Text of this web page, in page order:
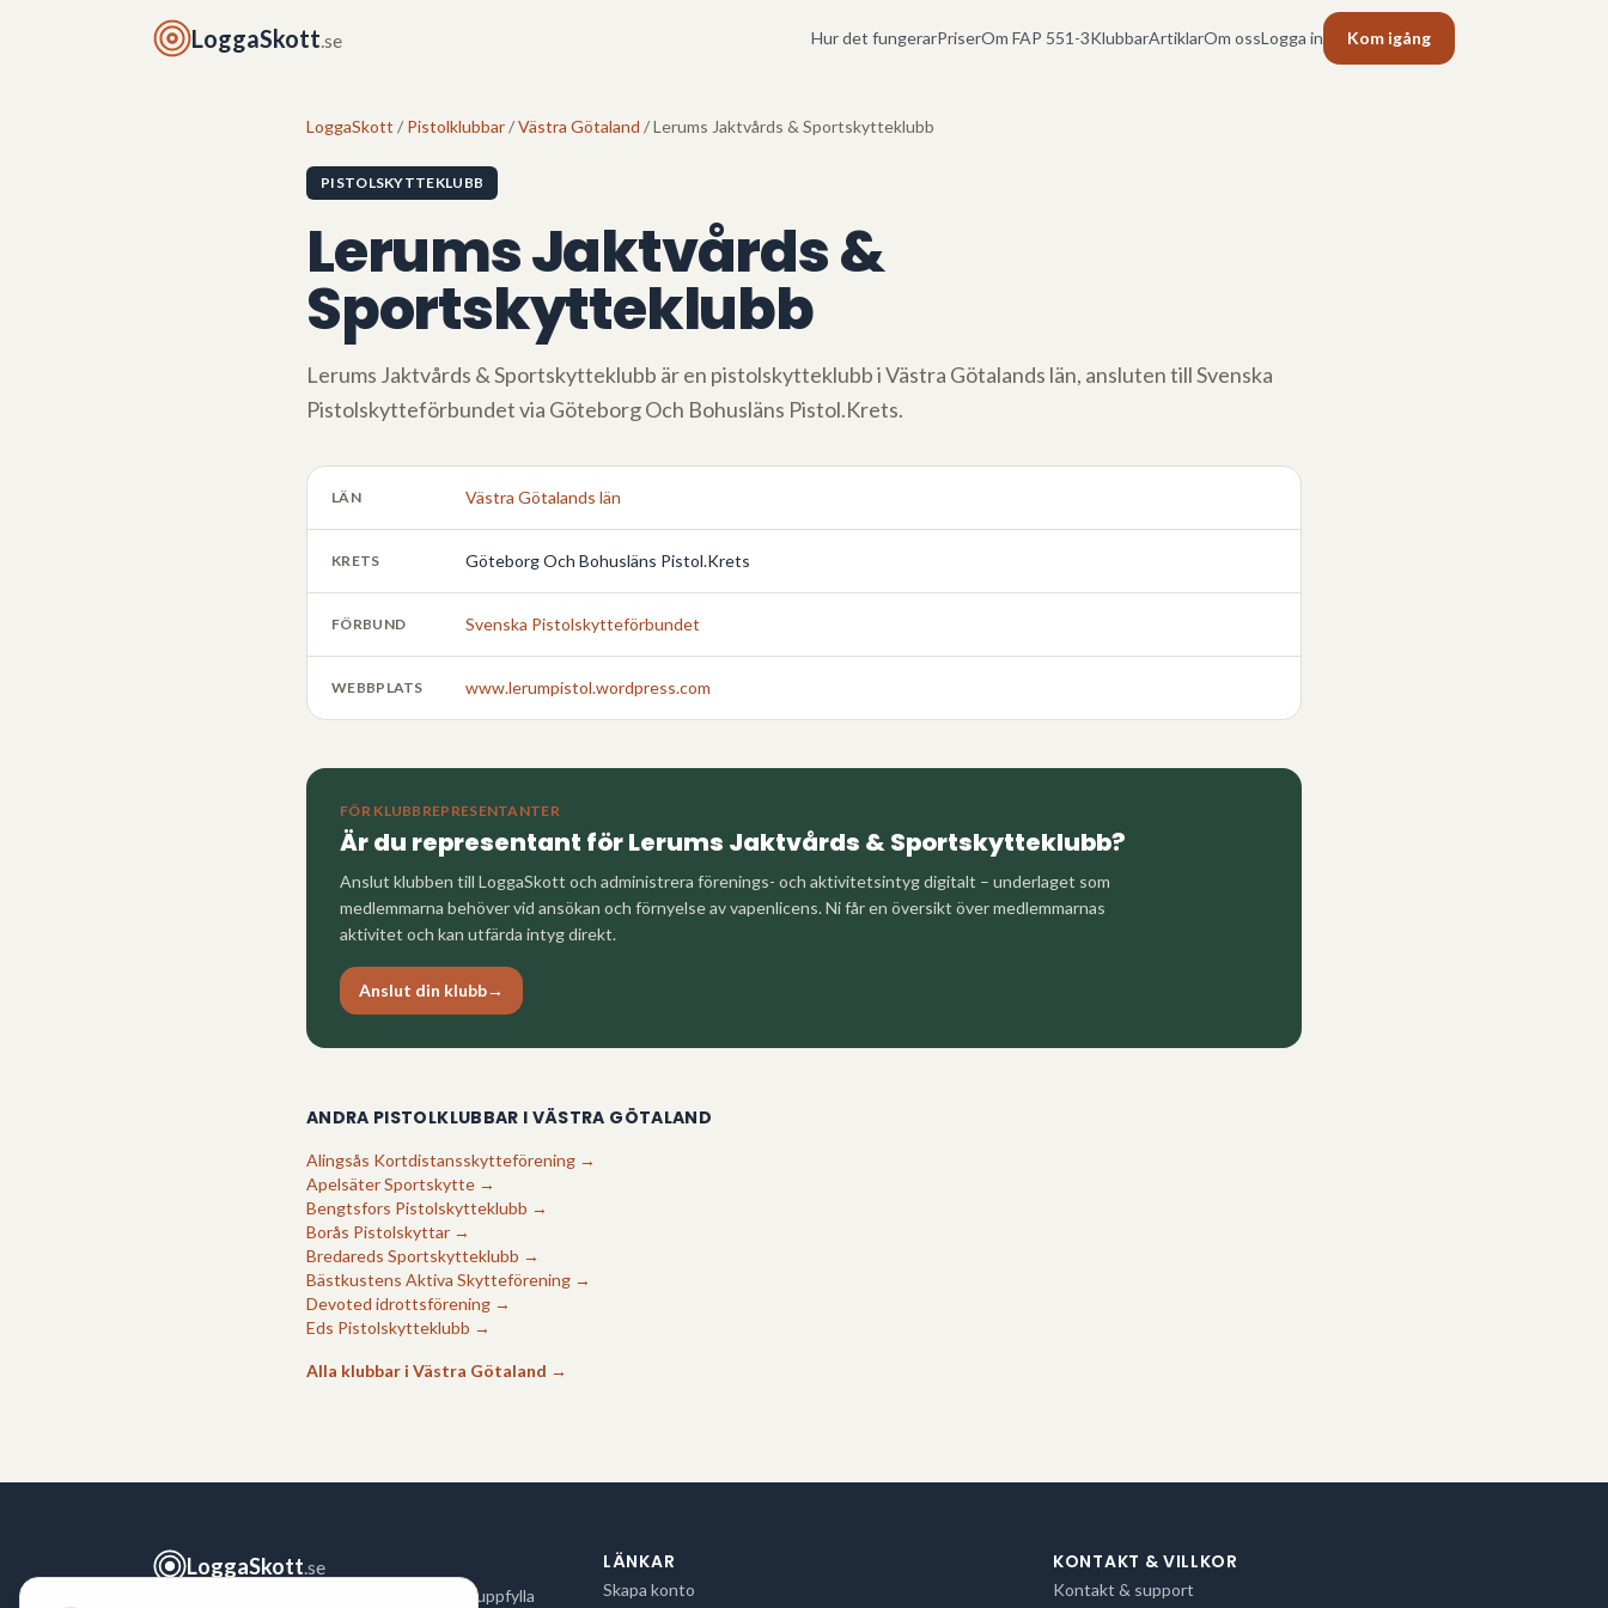
LoggaSkott.se Hur det fungerarPriserOm FAP 551-3KlubbarArtiklarOm ossLogga in Kom igång
LoggaSkott / Pistolklubbar/Västra Götaland / Lerums Jaktvårds & Sportskytteklubb
PISTOLSKYTTEKLUBB
Lerums Jaktvårds &
Sportskytteklubb
Lerums Jaktvårds & Sportskytteklubb är en pistolskytteklubb iVästra Götalands län, ansluten till Svenska
Pistolskytteförbundet via Göteborg Och Bohusläns Pistol.Krets.
LÄN Västra Götalands län
KRETS Göteborg Och Bohusläns Pistol.Krets
FÖRBUND Svenska Pistolskytteförbundet
WEBBPLATS www.lerumpistol.wordpress.com
FÖR KLUBBREPRESENTANTER
Är du representant förLerums Jaktvårds & Sportskytteklubb?
Anslut klubben till LoggaSkott och administrera förenings- och aktivitetsintyg digitalt – underlaget som
medlemmarna behöver vid ansökan och förnyelse av vapenlicens. Ni får en översikt över medlemmarnas
aktivitet och kan utfärda intyg direkt.
Anslut din klubb→
ANDRA PISTOLKLUBBAR I VÄSTRA GÖTALAND
Alingsås Kortdistansskytteförening →
Apelsäter Sportskytte →
Bengtsfors Pistolskytteklubb →
Borås Pistolskyttar →
Bredareds Sportskytteklubb →
Bästkustens Aktiva Skytteförening →
Devoted idrottsförening →
Eds Pistolskytteklubb →
Alla klubbar i Västra Götaland →
LoggaSkott.se
Logga ditt skytte snabbt och enkelt för att uppfylla
LÄNKAR
Skapa konto
KONTAKT & VILLKOR
Kontakt & support